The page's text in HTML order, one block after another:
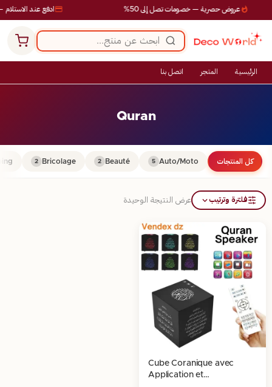
ادفع عند الاستلام عروض حصرية — خصومات تصل إلى 50%
الرئيسية المتجر اتصل بنا
Quran
كل المنتجات Auto/Moto
5
Beauté
2
Bricolage
2
فلترة وترتيب عرض النتيجة الوحيدة
Cube Coranique avec
Application et